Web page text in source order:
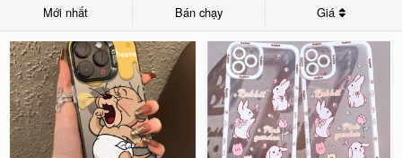
Mới nhất Bán chạy Giá